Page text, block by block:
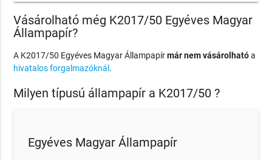
Vásárolható még K2017/50 Egyéves Magyar
Állampapír?
A K2017/50 Egyéves Magyar Állampapírmár nem vásárolhatóa
hivatalos forgalmazóknál .
Milyen típusú állampapír a K2017/50 ?
Egyéves Magyar Állampapír